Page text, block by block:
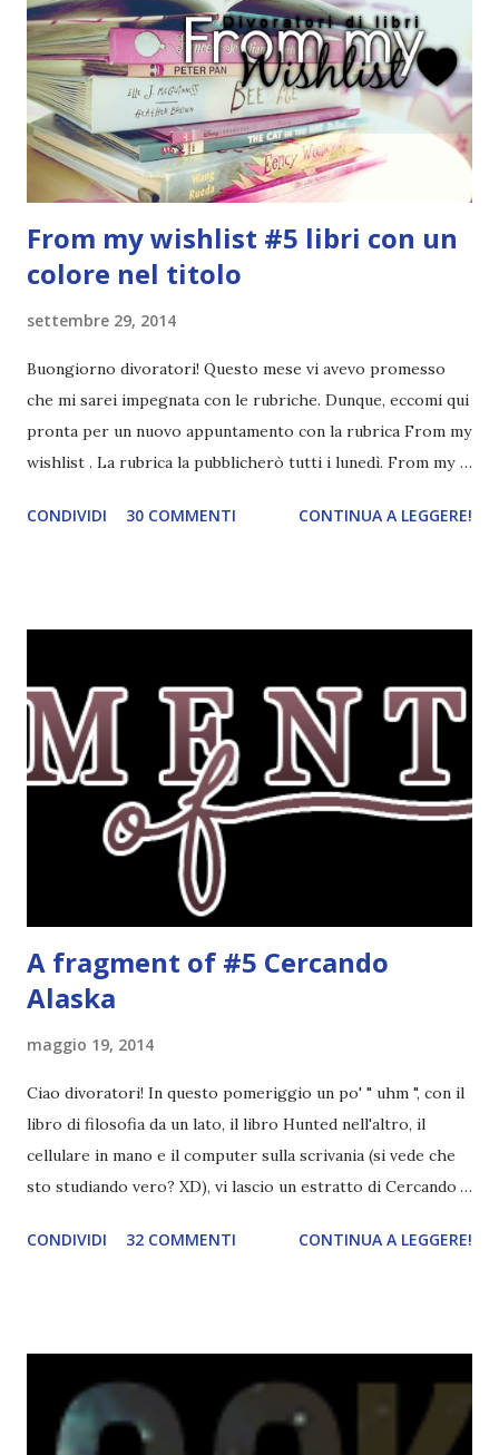
Fatto sta che nella realtà i ragazzi con i capelli così
sembrano degli scappati di casa. Ah, poi ci sono le ciocche
ribelli. Che monelli, che trasgry. Oppure tutti i personaggi
dei libri sono dei grandi lettori, fatto sta che io non ho mai
trovato una scena in ...
From my wishlist #5 libri con un
colore nel titolo
settembre 29, 2014
Buongiorno divoratori! Questo mese vi avevo promesso
che mi sarei impegnata con le rubriche. Dunque, eccomi qui
pronta per un nuovo appuntamento con la rubrica From my
wishlist . La rubrica la pubblicherò tutti i lunedì. From my
io. Lo scopo della rubrica è mostrarvi tre libri della mia
quanti possono dire di abitare in un palazzo antico nel
cuore di Londra, pieno di saloni, quadri e passaggi segreti?
E quanti, fra gli studenti della Saint Lennox High School,
possono vantare una famiglia altrettanto speciale, che da
una generazione all'altra si tramanda poteri misteriosi?
Eppure Gwen non ne è affatto convinta. Da...
CONDIVIDI 30 COMMENTI CONTINUA A LEGGERE!
A fragment of #5 Cercando
Alaska
maggio 19, 2014
Ciao divoratori! In questo pomeriggio un po' " uhm ", con il
libro di filosofia da un lato, il libro Hunted nell'altro, il
cellulare in mano e il computer sulla scrivania (si vede che
sto studiando vero? XD), vi lascio un estratto di Cercando
costante nelle rubriche. Odiavo lo sport. Odiavo lo sport,
delle amicizie, così mi obbligò a entrare nella squadra dei
Pirati di Orlando. Mi feci degli amici eccome: una masnada di
CONDIVIDI 32 COMMENTI CONTINUA A LEGGERE!